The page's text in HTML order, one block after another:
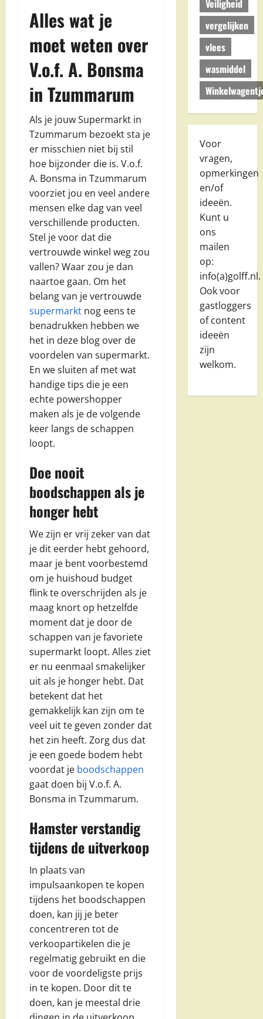
Alles wat je
moet weten over
V.o.f. A. Bonsma
in Tzummarum
Als je jouw Supermarkt in
Tzummarum bezoekt sta je
er misschien niet bij stil
hoe bijzonder die is. V.o.f.
A. Bonsma in Tzummarum
voorziet jou en veel andere
mensen elke dag van veel
verschillende producten.
Stel je voor dat die
vertrouwde winkel weg zou
vallen? Waar zou je dan
naartoe gaan. Om het
belang van je vertrouwde
supermarkt nog eens te
benadrukken hebben we
het in deze blog over de
voordelen van supermarkt.
En we sluiten af met wat
handige tips die je een
echte powershopper
maken als je de volgende
keer langs de schappen
loopt.
Doe nooit
boodschappen als je
honger hebt
We zijn er vrij zeker van dat
je dit eerder hebt gehoord,
maar je bent voorbestemd
om je huishoud budget
flink te overschrijden als je
maag knort op hetzelfde
moment dat je door de
schappen van je favoriete
supermarkt loopt. Alles ziet
er nu eenmaal smakelijker
uit als je honger hebt. Dat
betekent dat het
gemakkelijk kan zijn om te
veel uit te geven zonder dat
het zin heeft. Zorg dus dat
je een goede bodem hebt
voordat je boodschappen
gaat doen bij V.o.f. A.
Bonsma in Tzummarum.
Hamster verstandig
tijdens de uitverkoop
In plaats van
impulsaankopen te kopen
tijdens het boodschappen
doen, kan jij je beter
concentreren tot de
verkoopartikelen die je
regelmatig gebruikt en die
voor de voordeligste prijs
in te kopen. Door dit te
doen, kan je meestal drie
Veiligheid
vergelijken
vlees
wasmiddel
Voor
vragen,
opmerkingen
en/of
ideeën.
Kunt u
ons
mailen
op:
info(a)golff.nl.
Ook voor
gastloggers
of content
ideeën
zijn
welkom.